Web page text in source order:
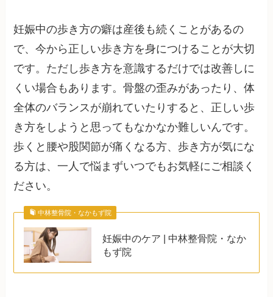
妊娠中の歩き方の癖は産後も続くことがあるの
で、今から正しい歩き方を身につけることが大切
です。ただし歩き方を意識するだけでは改善しに
くい場合もあります。骨盤の歪みがあったり、体
全体のバランスが崩れていたりすると、正しい歩
き方をしようと思ってもなかなか難しいんです。
歩くと腰や股関節が痛くなる方、歩き方が気にな
る方は、一人で悩まずいつでもお気軽にご相談く
ださい。
中林整骨院・なかもず院
妊娠中のケア | 中林整骨院・なか
もず院